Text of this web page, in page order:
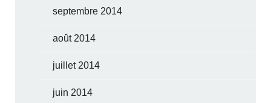
septembre 2014
août 2014
juillet 2014
juin 2014